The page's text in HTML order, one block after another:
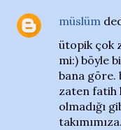
müslüm
ütopik çok
mi:) böyle
bana göre.
zaten fatih
olmadığı